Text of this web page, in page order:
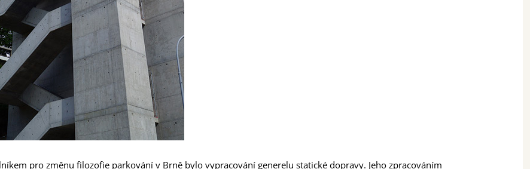
pro změnu filozofie parkování v Brně bylo vypracování generelu statické dopravy. Jeho zpracováním